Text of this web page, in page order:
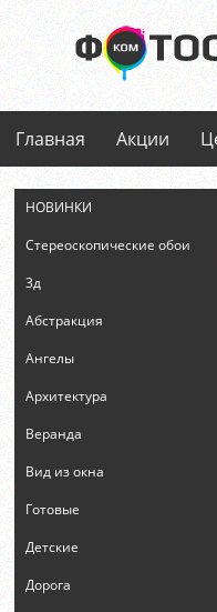
Главная Акции
НОВИНКИ
Стереоскопические обои
3д
Абстракция
Ангелы
Архитектура
Веранда
Вид из окна
Готовые
Детские
Дорога